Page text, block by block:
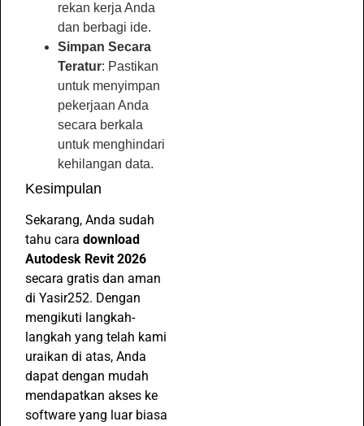
rekan kerja Anda
dan berbagi ide.
Simpan Secara
Teratur: Pastikan
untuk menyimpan
pekerjaan Anda
secara berkala
untuk menghindari
kehilangan data.
Kesimpulan
Sekarang, Anda sudah
tahu cara download
Autodesk Revit 2026
secara gratis dan aman
di Yasir252. Dengan
mengikuti langkah-
langkah yang telah kami
uraikan di atas, Anda
dapat dengan mudah
mendapatkan akses ke
software yang luar biasa